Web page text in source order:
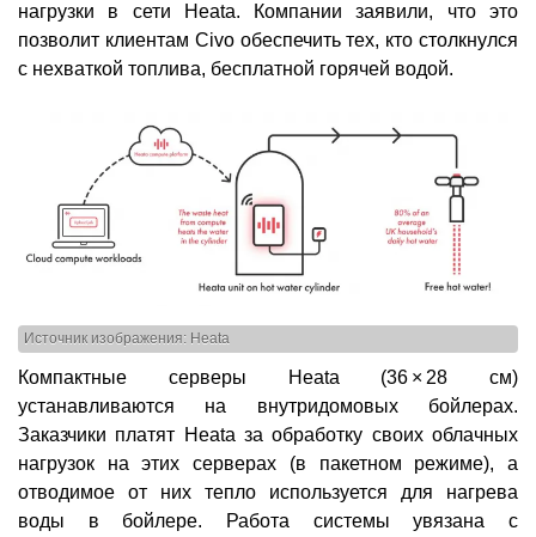
нагрузки в сети Heata. Компании заявили, что это
позволит клиентам Civo обеспечить тех, кто столкнулся
с нехваткой топлива, бесплатной горячей водой.
Источник изображения: Heata
Компактные серверы Heata (36 × 28 см)
устанавливаются на внутридомовых бойлерах.
Заказчики платят Heata за обработку своих облачных
нагрузок на этих серверах (в пакетном режиме), а
отводимое от них тепло используется для нагрева
воды в бойлере. Работа системы увязана с